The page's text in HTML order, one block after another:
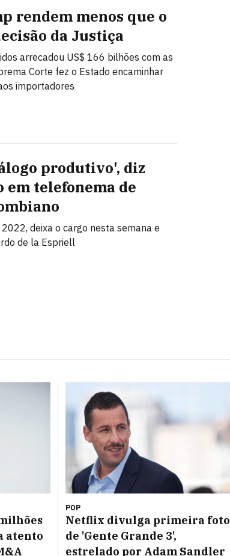
rendem menos que o
da Justiça
arrecadou US$ 166 bilhões com as
Corte fez o Estado encaminhar
importadores
produtivo', diz
em telefonema de
deixa o cargo nesta semana e
de la Espriell
atento
POP
Netflix divulga primeira foto
de 'Gente Grande 3',
estrelado por Adam Sandler